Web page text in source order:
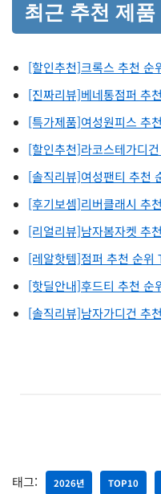
최근 추천 제품
[할인추천]크록스 추천 순
[진짜리뷰]베네통점퍼 추
[특가제품]여성원피스 추
[할인추천]라코스테가디
[솔직리뷰]여성팬티 추천
[후기보셈]리버클래시 추
[리얼리뷰]남자봄자켓 추
[레알핫템]점퍼 추천 순
[핫딜안내]후드티 추천 순
[솔직리뷰]남자가디건 추
태그: 2026년 TOP10